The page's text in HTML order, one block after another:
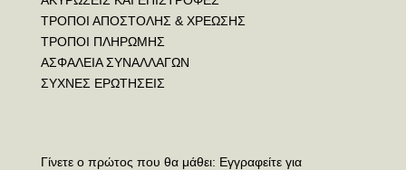
ΤΡΟΠΟΙ ΑΠΟΣΤΟΛΗΣ & ΧΡΕΩΣΗΣ
ΤΡΟΠΟΙ ΠΛΗΡΩΜΗΣ
ΑΣΦΑΛΕΙΑ ΣΥΝΑΛΛΑΓΩΝ
ΣΥΧΝΕΣ ΕΡΩΤΗΣΕΙΣ
Γίνετε ο πρώτος που θα μάθει: Εγγραφείτε για